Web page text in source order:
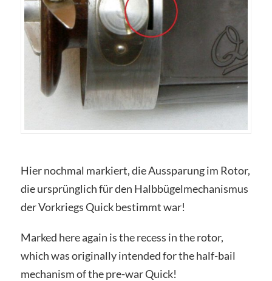
Hier nochmal markiert, die Aussparung im Rotor,
die ursprünglich für den Halbbügelmechanismus
der Vorkriegs Quick bestimmt war!
Marked here again is the recess in the rotor,
which was originally intended for the half-bail
mechanism of the pre-war Quick!